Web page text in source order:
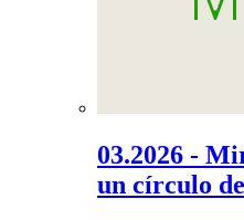
03.2026 -
un círculo